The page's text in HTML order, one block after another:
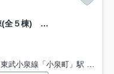
【新築】大泉町寄木戸第14 １号棟(全５棟) リーブルガーデン 新築建売分譲
東武小泉線「小泉町」駅 徒歩46分